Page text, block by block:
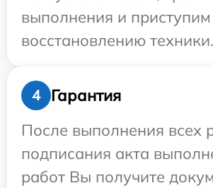
выполнения и
восстановлению техники.
4
Гарантия
После выполнения всех
подписания акта
работ Вы получите